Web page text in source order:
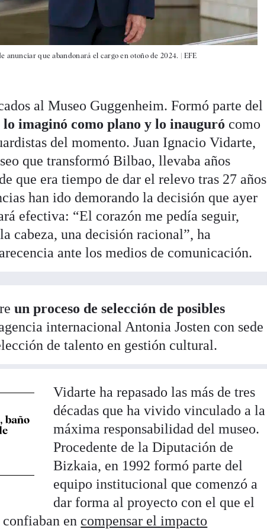
anunciar que abandonará el cargo en otoño de 2024. | EFE
al Museo Guggenheim. Formó parte del
lo imaginó como plano y lo inauguró como
del momento. Juan Ignacio Vidarte,
que transformó Bilbao, llevaba años
que era tiempo de dar el relevo tras 27 años
han ido demorando la decisión que ayer
efectiva: “El corazón me pedía seguir,
cabeza, una decisión racional”, ha
ante los medios de comunicación.
un proceso de selección de posibles
internacional Antonia Josten con sede
de talento en gestión cultural.
baño
Vidarte ha repasado las más de tres
décadas que ha vivido vinculado a la
máxima responsabilidad del museo.
Procedente de la Diputación de
Bizkaia, en 1992 formó parte del
equipo institucional que comenzó a
dar forma al proyecto con el que el
en compensar el impacto